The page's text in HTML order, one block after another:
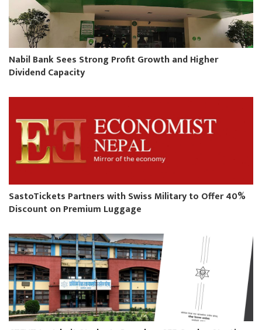
Nabil Bank Sees Strong Profit Growth and Higher
Dividend Capacity
SastoTickets Partners with Swiss Military to Offer 40%
Discount on Premium Luggage